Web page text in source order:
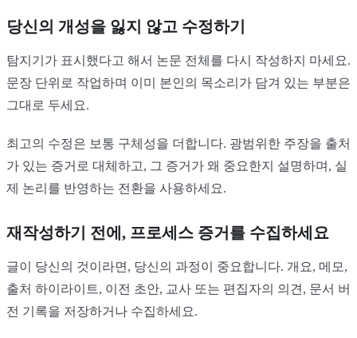
당신의 개성을 잃지 않고 수정하기
탐지기가 표시했다고 해서 논문 전체를 다시 작성하지 마세요.
문장 단위로 작업하며 이미 본인의 목소리가 담겨 있는 부분은
그대로 두세요.
최고의 수정은 보통 구체성을 더합니다. 광범위한 주장을 출처
가 있는 증거로 대체하고, 그 증거가 왜 중요한지 설명하며, 실
제 논리를 반영하는 전환을 사용하세요.
재작성하기 전에, 프로세스 증거를 수집하세요
글이 당신의 것이라면, 당신의 과정이 중요합니다. 개요, 메모,
출처 하이라이트, 이전 초안, 교사 또는 편집자의 의견, 문서 버
전 기록을 저장하거나 수집하세요.